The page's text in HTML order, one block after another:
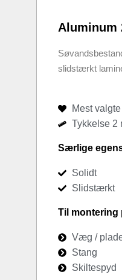
Aluminum
slidstærkt
Mest
Tykkelse 2
Særlige
Solidt
Slidstærkt
Til montering
Væg /
Stang
Skiltespyd